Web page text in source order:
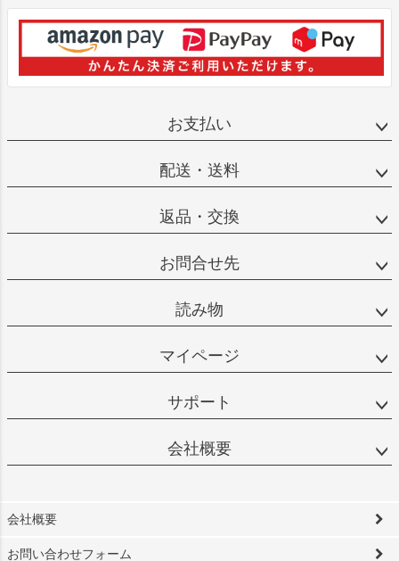
お支払い
配送・送料
返品・交換
お問合せ先
読み物
マイページ
サポート
会社概要
会社概要
お問い合わせフォーム